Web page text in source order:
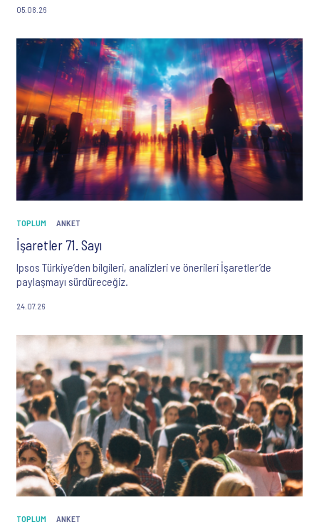
05.08.26
TOPLUM ANKET
İşaretler 71. Sayı
Ipsos Türkiye’den bilgileri, analizleri ve önerileri İşaretler’de
paylaşmayı sürdüreceğiz.
24.07.26
TOPLUM ANKET